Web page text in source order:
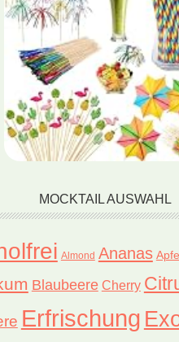
MOCKTAIL AUSWAHL
Almond Ananas
Blaubeere Cherry
Erfrischung